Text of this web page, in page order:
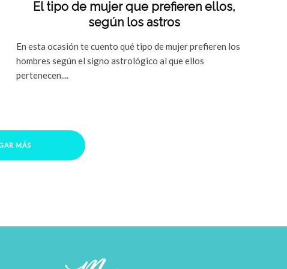
El tipo de mujer que prefieren ellos,
según los astros
En esta ocasión te cuento qué tipo de mujer prefieren los
hombres según el signo astrológico al que ellos
pertenecen....
MÁS